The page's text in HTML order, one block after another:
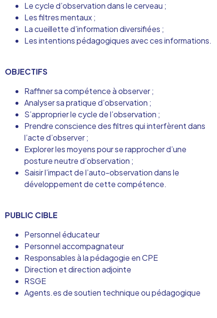
Le cycle d’observation dans le cerveau ;
Les filtres mentaux ;
La cueillette d’information diversifiées ;
Les intentions pédagogiques avec ces informations.
OBJECTIFS
Raffiner sa compétence à observer ;
Analyser sa pratique d’observation ;
S’approprier le cycle de l’observation ;
Prendre conscience des filtres qui interfèrent dans
l’acte d’observer ;
Explorer les moyens pour se rapprocher d’une
posture neutre d’observation ;
Saisir l’impact de l’auto-observation dans le
développement de cette compétence.
PUBLIC CIBLE
Personnel éducateur
Personnel accompagnateur
Responsables à la pédagogie en CPE
Direction et direction adjointe
RSGE
Agents.es de soutien technique ou pédagogique